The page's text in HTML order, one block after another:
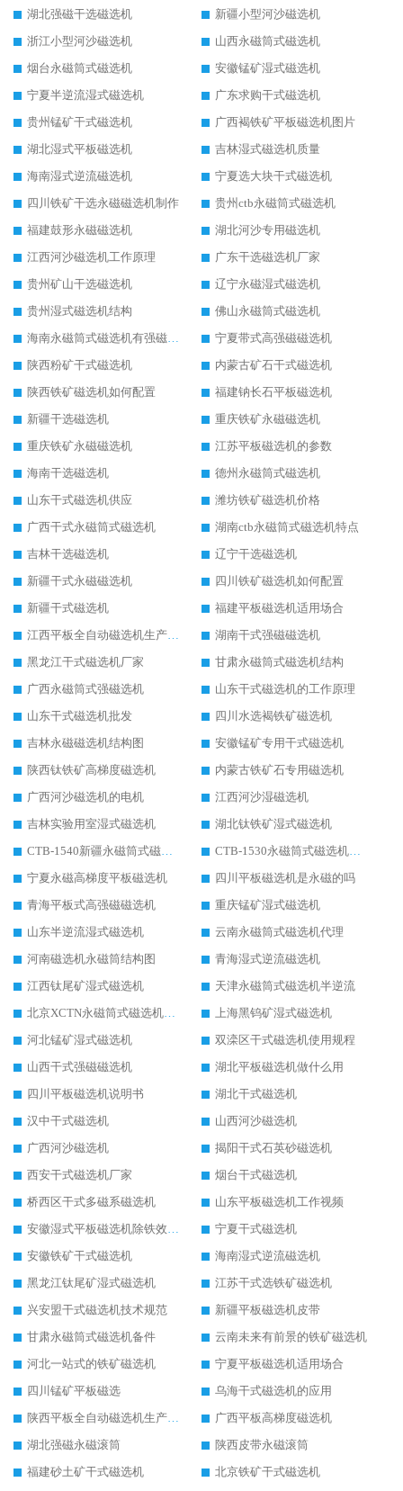
湖北强磁干选磁选机
新疆小型河沙磁选机
浙江小型河沙磁选机
山西永磁筒式磁选机
烟台永磁筒式磁选机
安徽锰矿湿式磁选机
宁夏半逆流湿式磁选机
广东求购干式磁选机
贵州锰矿干式磁选机
广西褐铁矿平板磁选机图片
湖北湿式平板磁选机
吉林湿式磁选机质量
海南湿式逆流磁选机
宁夏选大块干式磁选机
四川铁矿干选永磁磁选机制作
贵州ctb永磁筒式磁选机
福建鼓形永磁磁选机
湖北河沙专用磁选机
江西河沙磁选机工作原理
广东干选磁选机厂家
贵州矿山干选磁选机
辽宁永磁湿式磁选机
贵州湿式磁选机结构
佛山永磁筒式磁选机
海南永磁筒式磁选机有强磁的吗
宁夏带式高强磁磁选机
陕西粉矿干式磁选机
内蒙古矿石干式磁选机
陕西铁矿磁选机如何配置
福建钠长石平板磁选机
新疆干选磁选机
重庆铁矿永磁磁选机
重庆铁矿永磁磁选机
江苏平板磁选机的参数
海南干选磁选机
德州永磁筒式磁选机
山东干式磁选机供应
潍坊铁矿磁选机价格
广西干式永磁筒式磁选机
湖南ctb永磁筒式磁选机特点
吉林干选磁选机
辽宁干选磁选机
新疆干式永磁磁选机
四川铁矿磁选机如何配置
新疆干式磁选机
福建平板磁选机适用场合
江西平板全自动磁选机生产厂家
湖南干式强磁磁选机
黑龙江干式磁选机厂家
甘肃永磁筒式磁选机结构
广西永磁筒式强磁选机
山东干式磁选机的工作原理
山东干式磁选机批发
四川水选褐铁矿磁选机
吉林永磁磁选机结构图
安徽锰矿专用干式磁选机
陕西钛铁矿高梯度磁选机
内蒙古铁矿石专用磁选机
广西河沙磁选机的电机
江西河沙湿磁选机
吉林实验用室湿式磁选机
湖北钛铁矿湿式磁选机
CTB-1540新疆永磁筒式磁选机
CTB-1530永磁筒式磁选机代理商
宁夏永磁高梯度平板磁选机
四川平板磁选机是永磁的吗
青海平板式高强磁磁选机
重庆锰矿湿式磁选机
山东半逆流湿式磁选机
云南永磁筒式磁选机代理
河南磁选机永磁筒结构图
青海湿式逆流磁选机
江西钛尾矿湿式磁选机
天津永磁筒式磁选机半逆流
北京XCTN永磁筒式磁选机磁块位置
上海黑钨矿湿式磁选机
河北锰矿湿式磁选机
双滦区干式磁选机使用规程
山西干式强磁磁选机
湖北平板磁选机做什么用
四川平板磁选机说明书
湖北干式磁选机
汉中干式磁选机
山西河沙磁选机
广西河沙磁选机
揭阳干式石英砂磁选机
西安干式磁选机厂家
烟台干式磁选机
桥西区干式多磁系磁选机
山东平板磁选机工作视频
安徽湿式平板磁选机除铁效果怎么样
宁夏干式磁选机
安徽铁矿干式磁选机
海南湿式逆流磁选机
黑龙江钛尾矿湿式磁选机
江苏干式选铁矿磁选机
兴安盟干式磁选机技术规范
新疆平板磁选机皮带
甘肃永磁筒式磁选机备件
云南未来有前景的铁矿磁选机
河北一站式的铁矿磁选机
宁夏平板磁选机适用场合
四川锰矿平板磁选
乌海干式磁选机的应用
陕西平板全自动磁选机生产厂家
广西平板高梯度磁选机
湖北强磁永磁滚筒
陕西皮带永磁滚筒
福建砂土矿干式磁选机
北京铁矿干式磁选机